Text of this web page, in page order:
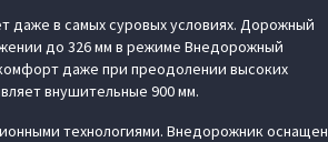
даже в самых суровых условиях. Дорожный
до 326 мм в режиме Внедорожный
даже при преодолении высоких
внушительные 900 мм.
технологиями. Внедорожник оснащен